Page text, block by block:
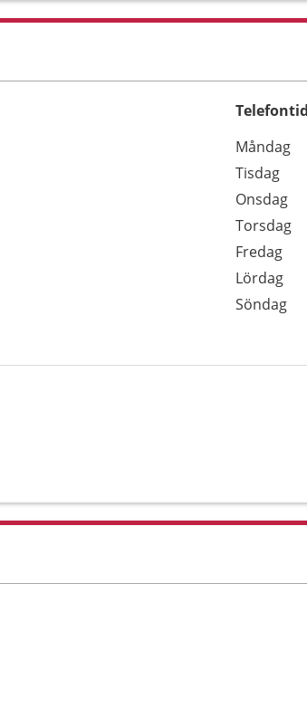
Dag
Måndag
Tisdag
Onsdag
Torsdag
Fredag
Lördag
Söndag